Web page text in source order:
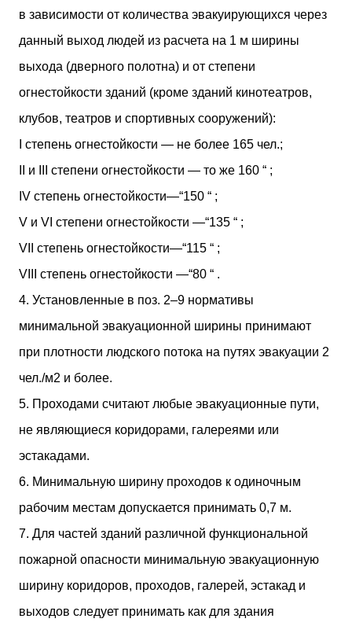
в зависимости от количества эвакуирующихся через
данный выход людей из расчета на 1 м ширины
выхода (дверного полотна) и от степени
огнестойкости зданий (кроме зданий кинотеатров,
клубов, театров и спортивных сооружений):
I степень огнестойкости — не более 165 чел.;
II и III степени огнестойкости — то же 160 “ ;
IV степень огнестойкости—“150 “ ;
V и VI степени огнестойкости —“135 “ ;
VII степень огнестойкости—“115 “ ;
VIII степень огнестойкости —“80 “ .
4. Установленные в поз. 2–9 нормативы
минимальной эвакуационной ширины принимают
при плотности людского потока на путях эвакуации 2
чел./м2 и более.
5. Проходами считают любые эвакуационные пути,
не являющиеся коридорами, галереями или
эстакадами.
6. Минимальную ширину проходов к одиночным
рабочим местам допускается принимать 0,7 м.
7. Для частей зданий различной функциональной
пожарной опасности минимальную эвакуационную
ширину коридоров, проходов, галерей, эстакад и
выходов следует принимать как для здания